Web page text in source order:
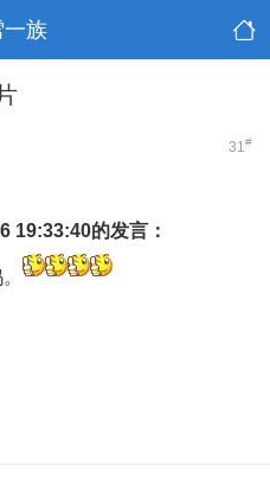
一族
31#
19:33:40的发言：